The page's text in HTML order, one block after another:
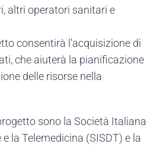
altri operatori sanitari e
consentirà l'acquisizione di
che aiuterà la pianificazione
delle risorse nella
sono la Società Italiana
la Telemedicina (SISDT) e la